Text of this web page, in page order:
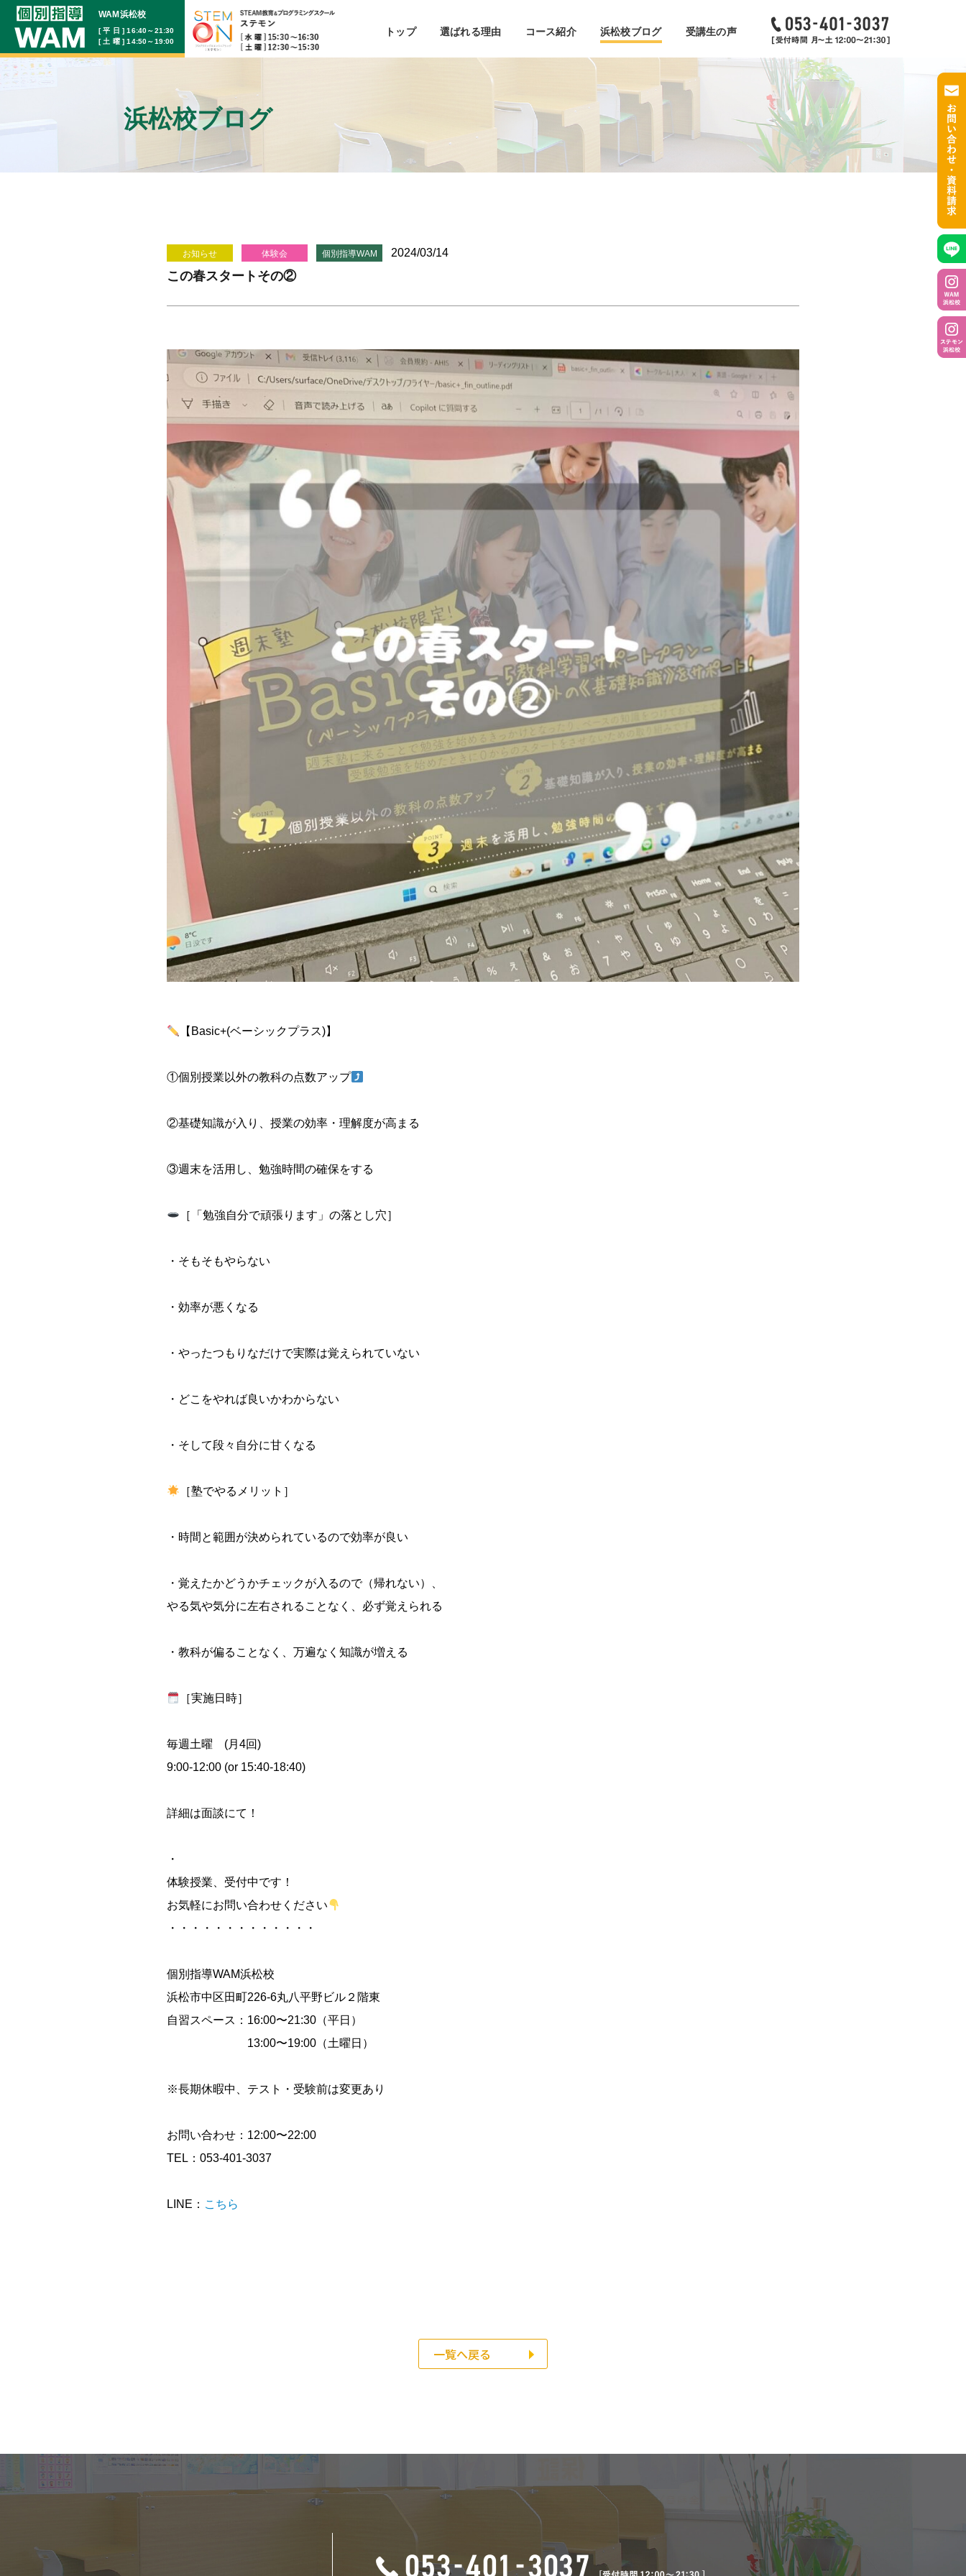
WAM浜松校
[ 平 日 ] 16:40～21:30
[ 土 曜 ] 14:50～19:00
トップ 選ばれる理由 コース紹介 浜松校ブログ 受講生の声
浜松校ブログ
お知らせ 体験会 個別指導WAM 2024/03/14
この春スタートその②
【Basic+(ベーシックプラス)】
①個別授業以外の教科の点数アップ
②基礎知識が入り、授業の効率・理解度が高まる
③週末を活用し、勉強時間の確保をする
［「勉強自分で頑張ります」の落とし穴］
・そもそもやらない
・効率が悪くなる
・やったつもりなだけで実際は覚えられていない
・どこをやれば良いかわからない
・そして段々自分に甘くなる
［塾でやるメリット］
・時間と範囲が決められているので効率が良い
・覚えたかどうかチェックが入るので（帰れない）、
やる気や気分に左右されることなく、必ず覚えられる
・教科が偏ることなく、万遍なく知識が増える
［実施日時］
毎週土曜 (月4回)
9:00-12:00 (or 15:40-18:40)
詳細は面談にて！
・
体験授業、受付中です！
お気軽にお問い合わせください
・・・・・・・・・・・・・
個別指導WAM浜松校
浜松市中区田町226-6丸八平野ビル２階東
自習スペース：16:00〜21:30（平日）
13:00〜19:00（土曜日）
※長期休暇中、テスト・受験前は変更あり
お問い合わせ：12:00〜22:00
TEL：053-401-3037
LINE： こちら
一覧へ戻る